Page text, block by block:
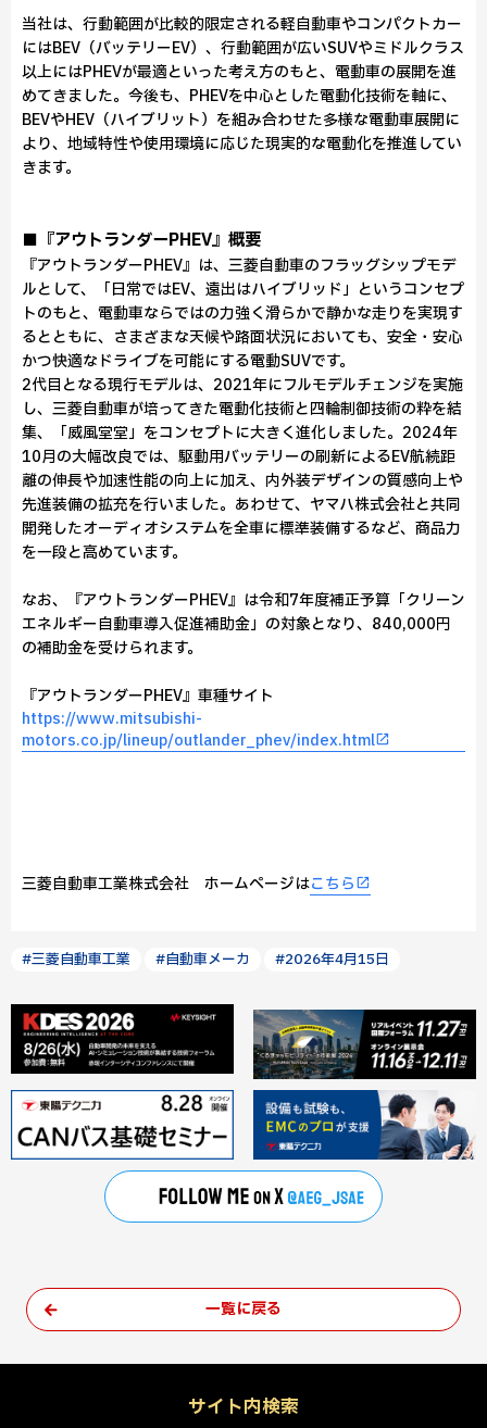
当社は、行動範囲が比較的限定される軽自動車やコンパクトカー
にはBEV（バッテリーEV）、行動範囲が広いSUVやミドルクラス
以上にはPHEVが最適といった考え方のもと、電動車の展開を進
めてきました。今後も、PHEVを中心とした電動化技術を軸に、
BEVやHEV（ハイブリット）を組み合わせた多様な電動車展開に
より、地域特性や使用環境に応じた現実的な電動化を推進してい
きます。
■『アウトランダーPHEV』概要
『アウトランダーPHEV』は、三菱自動車のフラッグシップモデ
ルとして、「日常ではEV、遠出はハイブリッド」というコンセプ
トのもと、電動車ならではの力強く滑らかで静かな走りを実現す
るとともに、さまざまな天候や路面状況においても、安全・安心
かつ快適なドライブを可能にする電動SUVです。
2代目となる現行モデルは、2021年にフルモデルチェンジを実施
し、三菱自動車が培ってきた電動化技術と四輪制御技術の粋を結
集、「威風堂堂」をコンセプトに大きく進化しました。2024年
10月の大幅改良では、駆動用バッテリーの刷新によるEV航続距
離の伸長や加速性能の向上に加え、内外装デザインの質感向上や
先進装備の拡充を行いました。あわせて、ヤマハ株式会社と共同
開発したオーディオシステムを全車に標準装備するなど、商品力
を一段と高めています。
なお、『アウトランダーPHEV』は令和7年度補正予算「クリーン
エネルギー自動車導入促進補助金」の対象となり、840,000円
の補助金を受けられます。
『アウトランダーPHEV』車種サイト
https://www.mitsubishi-
motors.co.jp/lineup/outlander_phev/index.html
三菱自動車工業株式会社 ホームページはこちら
#三菱自動車工業 #自動車メーカ #2026年4月15日
一覧に戻る
サイト内検索